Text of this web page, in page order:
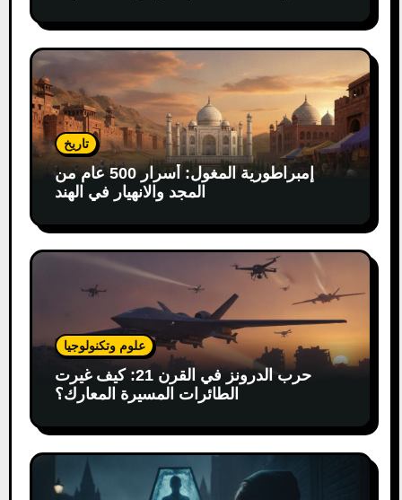
تاريخ
إمبراطورية المغول: أسرار 500 عام من
المجد والانهيار في الهند
علوم وتكنولوجيا
حرب الدرونز في القرن 21: كيف غيرت
الطائرات المسيرة المعارك؟